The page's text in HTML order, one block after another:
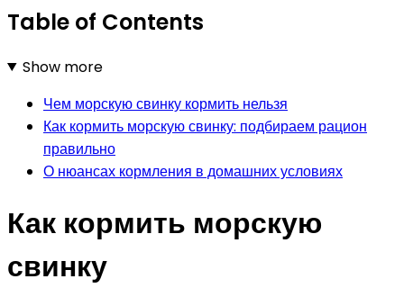
Table of Contents
Show more
Чем морскую свинку кормить нельзя
Как кормить морскую свинку: подбираем рацион
правильно
О нюансах кормления в домашних условиях
Как кормить морскую
свинку